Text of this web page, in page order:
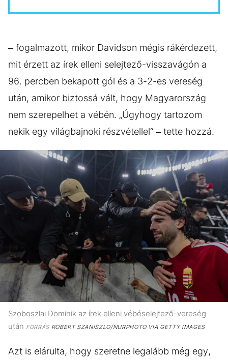
– fogalmazott, mikor Davidson mégis rákérdezett,
mit érzett az írek elleni selejtező-visszavágón a
96. percben bekapott gól és a 3-2-es vereség
után, amikor biztossá vált, hogy Magyarország
nem szerepelhet a vébén. „Úgyhogy tartozom
nekik egy világbajnoki részvétellel“ – tette hozzá.
Szoboszlai Dominik az írek elleni vébéselejtező-vereség
után FORRÁSROBERT SZANISZLO/NURPHOTO VIA GETTY IMAGES
Azt is elárulta, hogy szeretne legalább még egy,